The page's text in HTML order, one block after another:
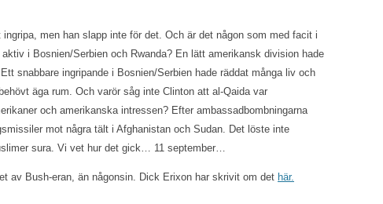
men han slapp inte för det. Och är det någon som med facit i
i Bosnien/Serbien och Rwanda? En lätt amerikansk division hade
snabbare ingripande i Bosnien/Serbien hade räddat många liv och
äga rum. Och varör såg inte Clinton att al-Qaida var
och amerikanska intressen? Efter ambassadbombningarna
mot några tält i Afghanistan och Sudan. Det löste inte
sura. Vi vet hur det gick… 11 september…
av Bush-eran, än någonsin. Dick Erixon har skrivit om det här.